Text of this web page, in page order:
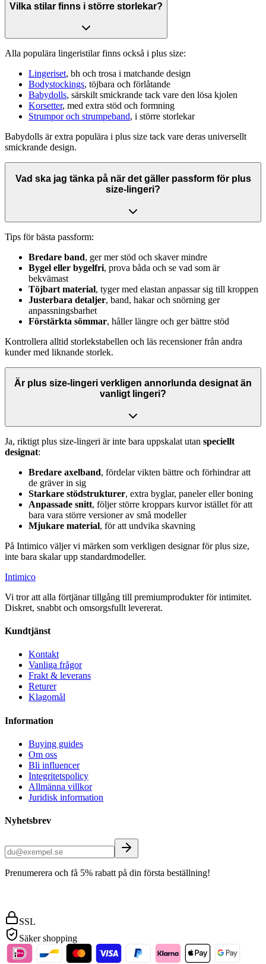
Vilka stilar finns i större storlekar?
Alla populära lingeristilar finns också i plus size:
Lingeriset, bh och trosa i matchande design
Bodystockings, töjbara och förlåtande
Babydolls, särskilt smickrande tack vare den lösa kjolen
Korsetter, med extra stöd och formning
Strumpor och strumpeband, i större storlekar
Babydolls är extra populära i plus size tack vare deras universellt
smickrande design.
Vad ska jag tänka på när det gäller passform för plus
size-lingeri?
Tips för bästa passform:
Bredare band, ger mer stöd och skaver mindre
Bygel eller bygelfri, prova båda och se vad som är
bekvämast
Töjbart material, tyger med elastan anpassar sig till kroppen
Justerbara detaljer, band, hakar och snörning ger
anpassningsbarhet
Förstärkta sömmar, håller längre och ger bättre stöd
Kontrollera alltid storlekstabellen och läs recensioner från andra
kunder med liknande storlek.
Är plus size-lingeri verkligen annorlunda designat än
vanligt lingeri?
Ja, riktigt plus size-lingeri är inte bara uppskalat utan speciellt
designat:
Bredare axelband, fördelar vikten bättre och förhindrar att
de gräver in sig
Starkare stödstrukturer, extra byglar, paneler eller boning
Anpassade snitt, följer större kroppars kurvor istället för att
bara vara större versioner av små modeller
Mjukare material, för att undvika skavning
På Intimico väljer vi märken som verkligen designar för plus size,
inte bara skalar upp standardmodeller.
Intimico
Vi tror att alla förtjänar tillgång till premiumprodukter för intimitet.
Diskret, snabbt och omsorgsfullt levererat.
Kundtjänst
Kontakt
Vanliga frågor
Frakt & leverans
Returer
Klagomål
Information
Buying guides
Om oss
Bli influencer
Integritetspolicy
Allmänna villkor
Juridisk information
Nyhetsbrev
Prenumerera och få 5% rabatt på din första beställning!
SSL
Säker shopping